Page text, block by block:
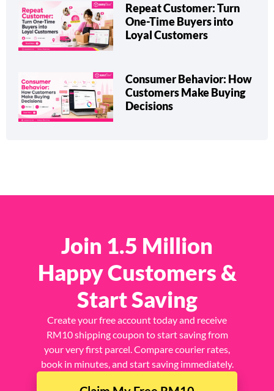
Repeat Customer: Turn
One-Time Buyers into
Loyal Customers
Consumer Behavior: How
Customers Make Buying
Decisions
Join 1.5 Million
Happy Customers &
Start Saving
Create your free account today and receive
RM10 shipping coupon to start saving from
your very first parcel. Compare courier rates,
book in minutes, and start saving immediately.